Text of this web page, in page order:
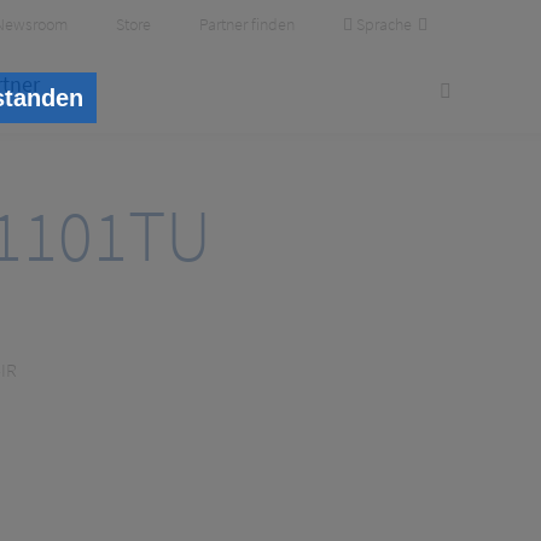
Newsroom Store Partner finden Sprache